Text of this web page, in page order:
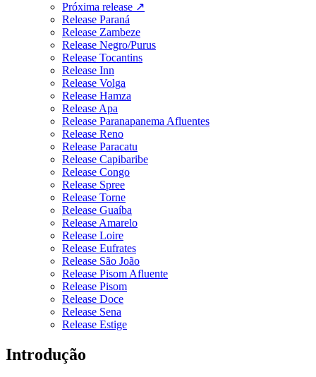
Próxima release ↗
Release Paraná
Release Zambeze
Release Negro/Purus
Release Tocantins
Release Inn
Release Volga
Release Hamza
Release Apa
Release Paranapanema Afluentes
Release Reno
Release Paracatu
Release Capibaribe
Release Congo
Release Spree
Release Torne
Release Guaíba
Release Amarelo
Release Loire
Release Eufrates
Release São João
Release Pisom Afluente
Release Pisom
Release Doce
Release Sena
Release Estige
Introdução